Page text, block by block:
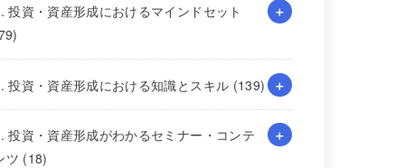
投資・資産形成におけるマインドセット
投資・資産形成における知識とスキル (139)
投資・資産形成がわかるセミナー・コンテ
ツ (18)